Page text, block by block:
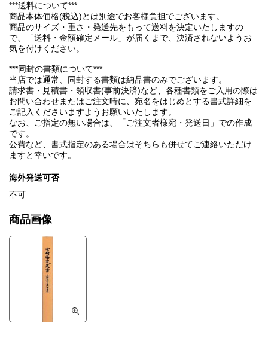
***送料について***
商品本体価格(税込)とは別途でお客様負担でございます。
商品のサイズ・重さ・発送先をもって送料を決定いたしますの
で、「送料・金額確定メール」が届くまで、決済されないようお
気を付けください。
***同封の書類について***
当店では通常、同封する書類は納品書のみでございます。
請求書・見積書・領収書(事前決済)など、各種書類をご入用の際は
お問い合わせまたはご注文時に、宛名をはじめとする書式詳細を
ご記入くださいますようお願いいたします。
なお、ご指定の無い場合は、「ご注文者様宛・発送日」での作成
です。
公費など、書式指定のある場合はそちらも併せてご連絡いただけ
ますと幸いです。
海外発送可否
不可
商品画像